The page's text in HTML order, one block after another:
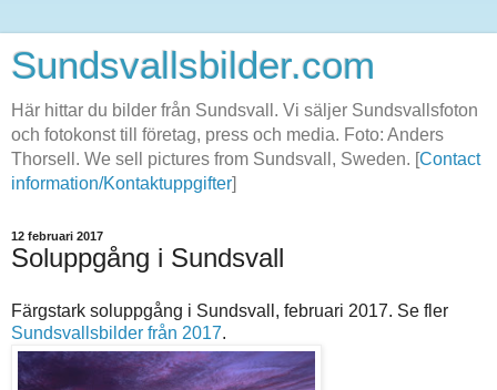
Sundsvallsbilder.com
Här hittar du bilder från Sundsvall. Vi säljer Sundsvallsfoton
och fotokonst till företag, press och media. Foto: Anders
Thorsell. We sell pictures from Sundsvall, Sweden. [Contact
information/Kontaktuppgifter]
12 februari 2017
Soluppgång i Sundsvall
Färgstark soluppgång i Sundsvall, februari 2017. Se fler
Sundsvallsbilder från 2017.